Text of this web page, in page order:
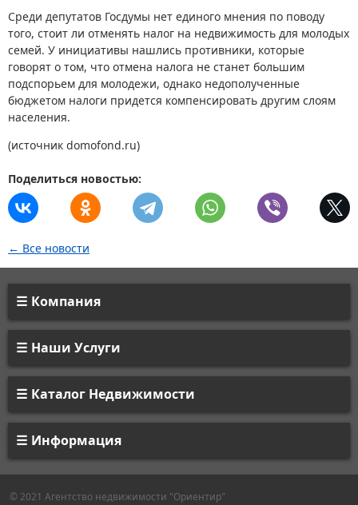
Среди депутатов Госдумы нет единого мнения по поводу
того, стоит ли отменять налог на недвижимость для молодых
семей. У инициативы нашлись противники, которые
говорят о том, что отмена налога не станет большим
подспорьем для молодежи, однако недополученные
бюджетом налоги придется компенсировать другим слоям
населения.
(источник domofond.ru)
Поделиться новостью:
← Все новости
Компания
Наши Услуги
Каталог Недвижимости
Информация
© 2021 Агентство недвижимости "Ориентир"